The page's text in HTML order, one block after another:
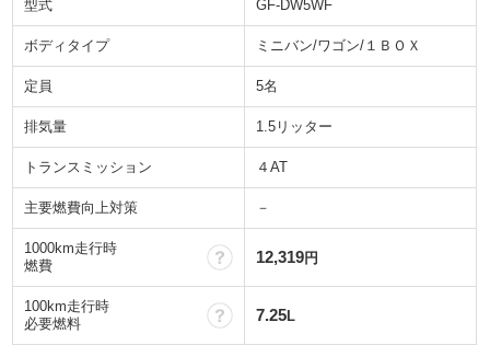
型式 GF-DW5WF
ボディタイプ ミニバン/ワゴン/１ＢＯＸ
定員 5名
排気量 1.5リッター
トランスミッション ４AT
主要燃費向上対策 －
1000km走行時
燃費
？12,319円
100km走行時
必要燃料
？7.25L